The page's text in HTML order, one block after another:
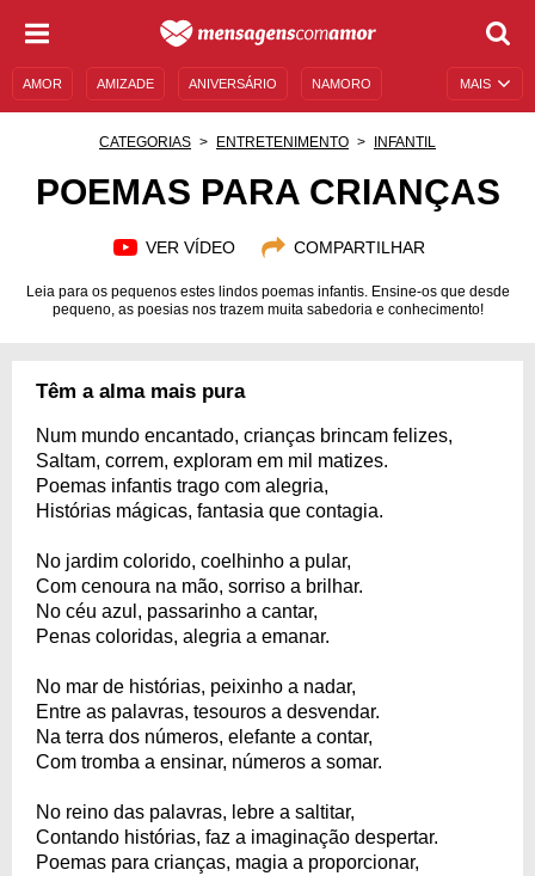
MAIS
AMOR AMIZADE ANIVERSÁRIO NAMORO
CATEGORIAS ENTRETENIMENTO INFANTIL
POEMAS PARA CRIANÇAS
VER VÍDEO COMPARTILHAR
Leia para os pequenos estes lindos poemas infantis. Ensine-os que desde
pequeno, as poesias nos trazem muita sabedoria e conhecimento!
Têm a alma mais pura
Num mundo encantado, crianças brincam felizes,
Saltam, correm, exploram em mil matizes.
Poemas infantis trago com alegria,
Histórias mágicas, fantasia que contagia.
No jardim colorido, coelhinho a pular,
Com cenoura na mão, sorriso a brilhar.
No céu azul, passarinho a cantar,
Penas coloridas, alegria a emanar.
No mar de histórias, peixinho a nadar,
Entre as palavras, tesouros a desvendar.
Na terra dos números, elefante a contar,
Com tromba a ensinar, números a somar.
No reino das palavras, lebre a saltitar,
Contando histórias, faz a imaginação despertar.
Poemas para crianças, magia a proporcionar,